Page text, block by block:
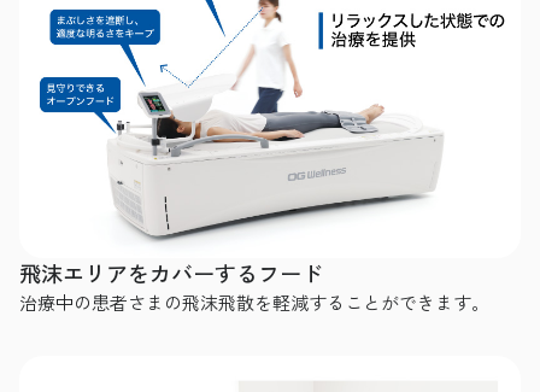
飛沫エリアをカバーするフード
治療中の患者さまの飛沫飛散を軽減することができます。